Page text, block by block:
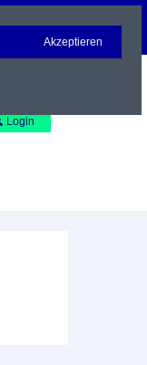
Login
Akzeptieren